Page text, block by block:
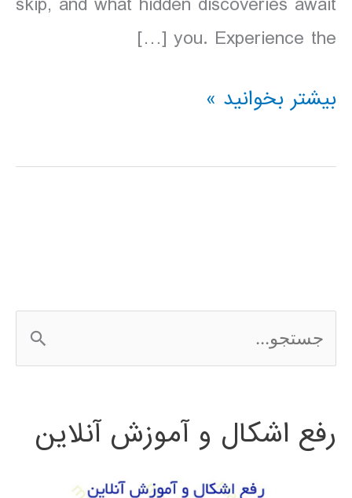
you. Experience the […]
دانلود
آرژانتین
2016
بیشتر بخوانید »
س
ج
رفع اشکال و آموزش آنلاین